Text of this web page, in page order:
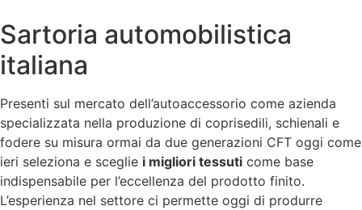
Sartoria automobilistica
italiana
Presenti sul mercato dell’autoaccessorio come azienda
specializzata nella produzione di coprisedili, schienali e
fodere su misura ormai da due generazioni CFT oggi come
ieri seleziona e sceglie i migliori tessuti come base
indispensabile per l’eccellenza del prodotto finito.
L’esperienza nel settore ci permette oggi di produrre